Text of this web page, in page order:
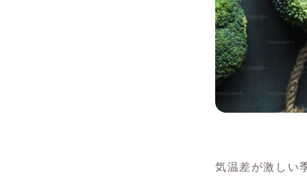
気温差が激しい